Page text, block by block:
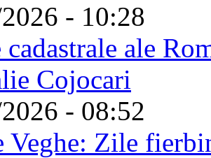
- 10:28
cadastrale ale
Cojocari
- 08:52
Veghe: Zile